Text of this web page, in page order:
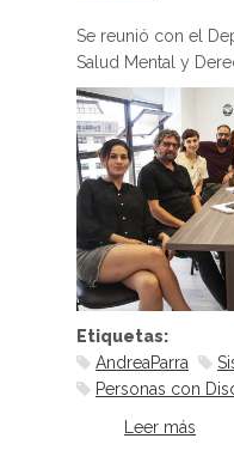
Se reunió con el
Salud Mental y
Etiquetas:
AndreaParra
Personas con
Leer más